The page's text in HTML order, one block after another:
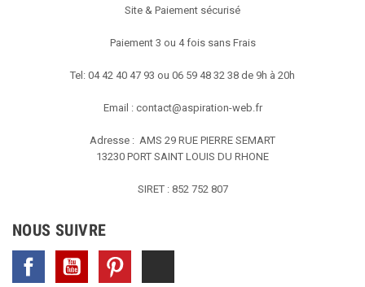
Site & Paiement sécurisé
Paiement 3 ou 4 fois sans Frais
Tel: 04 42 40 47 93 ou 06 59 48 32 38 de 9h à 20h
Email : contact@aspiration-web.fr
Adresse : AMS 29 RUE PIERRE SEMART
13230 PORT SAINT LOUIS DU RHONE
SIRET : 852 752 807
NOUS SUIVRE
Facebook YouTube